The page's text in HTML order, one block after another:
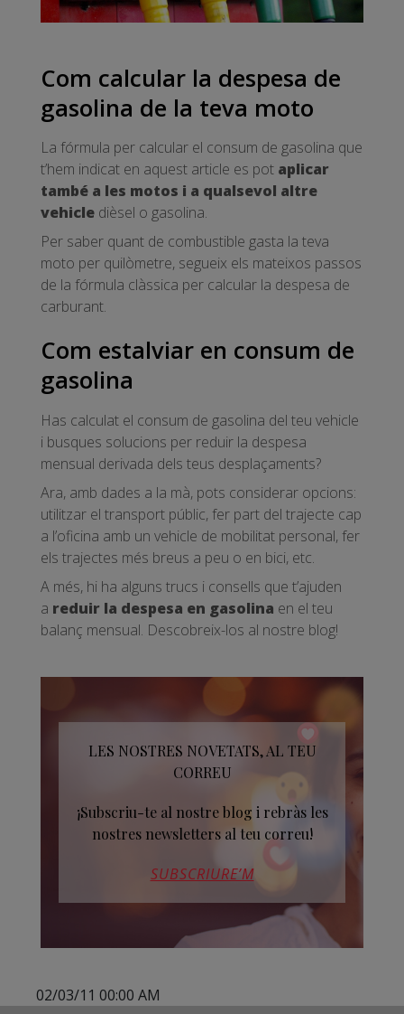
Com calcular la despesa de
gasolina de la teva moto
La fórmula per calcular el consum de gasolina que
t’hem indicat en aquest article es pot aplicar
també a les motos i a qualsevol altre
vehicle dièsel o gasolina.
Per saber quant de combustible gasta la teva
moto per quilòmetre, segueix els mateixos passos
de la fórmula clàssica per calcular la despesa de
carburant.
Com estalviar en consum de
gasolina
Has calculat el consum de gasolina del teu vehicle
i busques solucions per reduir la despesa
mensual derivada dels teus desplaçaments?
Ara, amb dades a la mà, pots considerar opcions:
utilitzar el transport públic, fer part del trajecte cap
a l’oficina amb un vehicle de mobilitat personal, fer
els trajectes més breus a peu o en bici, etc.
A més, hi ha alguns trucs i consells que t’ajuden
a reduir la despesa en gasolina en el teu
balanç mensual. Descobreix-los al nostre blog!
LES NOSTRES NOVETATS, AL TEU
CORREU
¡Subscriu-te al nostre blog i rebràs les
nostres newsletters al teu correu!
SUBSCRIURE’M
02/03/11 00:00 AM